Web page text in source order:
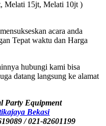
Melati 15jt, Melati 10jt )
acara anda
Tepat waktu dan Harga
hubungi kami bisa
datang langsung ke alamat
Party Equipment
Bekasi
/ 021-82601199